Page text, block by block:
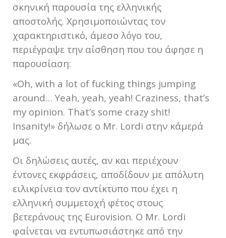
σκηνική παρουσία της ελληνικής
αποστολής. Χρησιμοποιώντας τον
χαρακτηριστικό, άμεσο λόγο του,
περιέγραψε την αίσθηση που του άφησε η
παρουσίαση:
«Oh, with a lot of fucking things jumping
around… Yeah, yeah, yeah! Craziness, that’s
my opinion. That’s some crazy shit!
Insanity!» δήλωσε ο Mr. Lordi στην κάμερά
μας.
Οι δηλώσεις αυτές, αν και περιέχουν
έντονες εκφράσεις, αποδίδουν με απόλυτη
ειλικρίνεια τον αντίκτυπο που έχει η
ελληνική συμμετοχή φέτος στους
βετεράνους της Eurovision. Ο Mr. Lordi
φαίνεται να εντυπωσιάστηκε από την